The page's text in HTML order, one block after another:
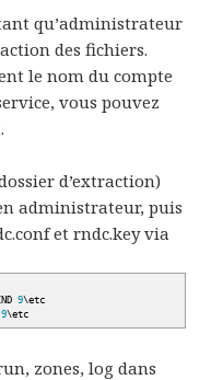
qu’administrateur
des fichiers.
le nom du compte
vous pouvez
d’extraction)
administrateur, puis
et rndc.key via
9\etc
9\etc
zones, log dans